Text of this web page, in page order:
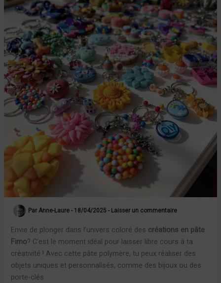
Par Anne-Laure- 18/04/2025- Laisser un commentaire
Envie de plonger dans l’univers coloré des créations en pâte
Fimo? C’est le moment idéal pour laisser libre cours à ta
créativité ! Avec cette pâte polymère, tu peux réaliser des
objets uniques et personnalisés, comme des bijoux ou des
porte-clés.